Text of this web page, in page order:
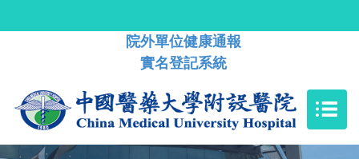
院外單位健康通報
實名登記系統